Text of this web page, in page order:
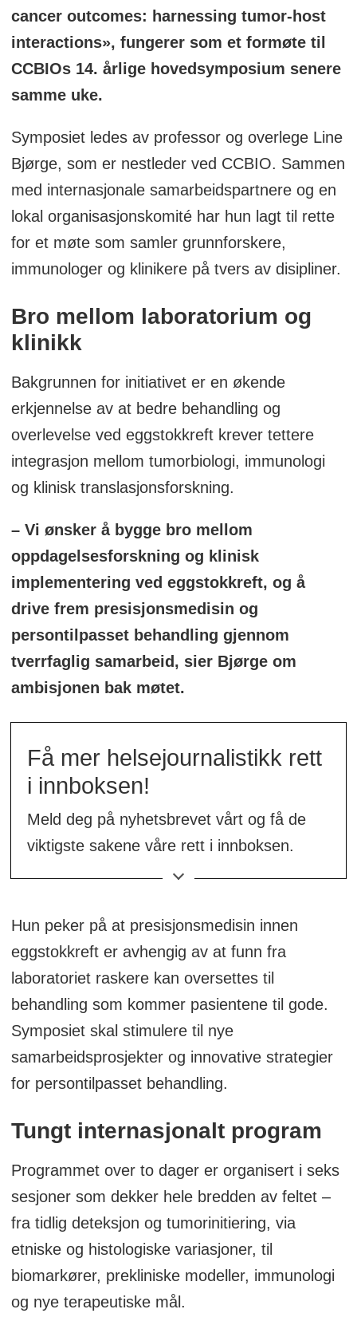
cancer outcomes: harnessing tumor-host
interactions», fungerer som et formøte til
CCBIOs 14. årlige hovedsymposium senere
samme uke.
Symposiet ledes av professor og overlege Line
Bjørge, som er nestleder ved CCBIO. Sammen
med internasjonale samarbeidspartnere og en
lokal organisasjonskomité har hun lagt til rette
for et møte som samler grunnforskere,
immunologer og klinikere på tvers av disipliner.
Bro mellom laboratorium og
klinikk
Bakgrunnen for initiativet er en økende
erkjennelse av at bedre behandling og
overlevelse ved eggstokkreft krever tettere
integrasjon mellom tumorbiologi, immunologi
og klinisk translasjonsforskning.
– Vi ønsker å bygge bro mellom
oppdagelsesforskning og klinisk
implementering ved eggstokkreft, og å
drive frem presisjonsmedisin og
persontilpasset behandling gjennom
tverrfaglig samarbeid, sier Bjørge om
ambisjonen bak møtet.
Få mer helsejournalistikk rett
i innboksen!
Meld deg på nyhetsbrevet vårt og få de
viktigste sakene våre rett i innboksen.
Hun peker på at presisjonsmedisin innen
eggstokkreft er avhengig av at funn fra
laboratoriet raskere kan oversettes til
behandling som kommer pasientene til gode.
Symposiet skal stimulere til nye
samarbeidsprosjekter og innovative strategier
for persontilpasset behandling.
Tungt internasjonalt program
Programmet over to dager er organisert i seks
sesjoner som dekker hele bredden av feltet –
fra tidlig deteksjon og tumorinitiering, via
etniske og histologiske variasjoner, til
biomarkører, prekliniske modeller, immunologi
og nye terapeutiske mål.